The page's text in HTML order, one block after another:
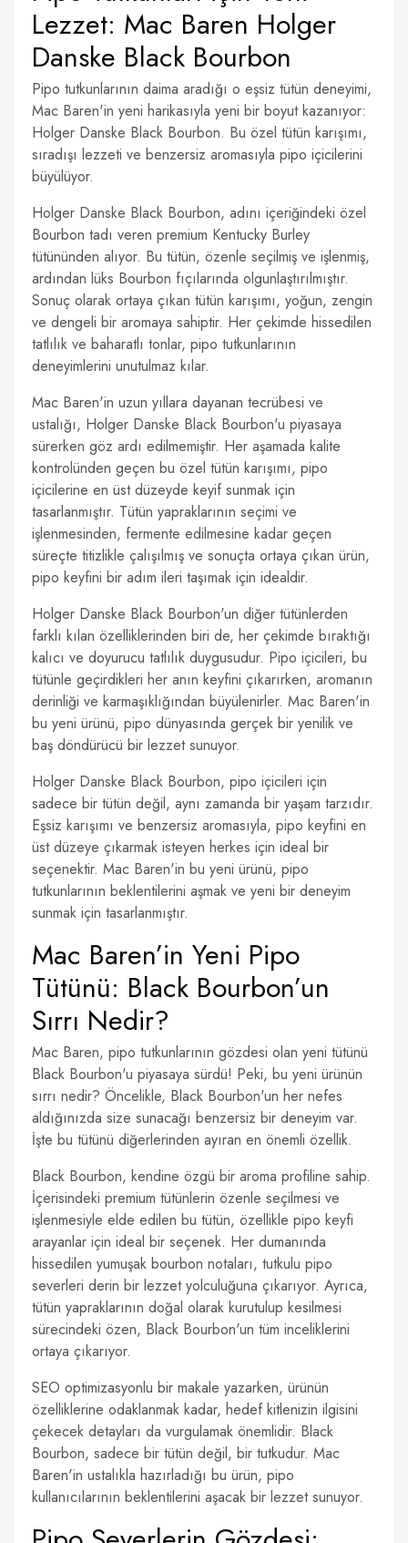
Lezzet: Mac Baren Holger
Danske Black Bourbon
Pipo tutkunlarının daima aradığı o eşsiz tütün deneyimi,
Mac Baren'in yeni harikasıyla yeni bir boyut kazanıyor:
Holger Danske Black Bourbon. Bu özel tütün karışımı,
sıradışı lezzeti ve benzersiz aromasıyla pipo içicilerini
büyülüyor.
Holger Danske Black Bourbon, adını içeriğindeki özel
Bourbon tadı veren premium Kentucky Burley
tütününden alıyor. Bu tütün, özenle seçilmiş ve işlenmiş,
ardından lüks Bourbon fıçılarında olgunlaştırılmıştır.
Sonuç olarak ortaya çıkan tütün karışımı, yoğun, zengin
ve dengeli bir aromaya sahiptir. Her çekimde hissedilen
tatlılık ve baharatlı tonlar, pipo tutkunlarının
deneyimlerini unutulmaz kılar.
Mac Baren'in uzun yıllara dayanan tecrübesi ve
ustalığı, Holger Danske Black Bourbon'u piyasaya
sürerken göz ardı edilmemiştir. Her aşamada kalite
kontrolünden geçen bu özel tütün karışımı, pipo
içicilerine en üst düzeyde keyif sunmak için
tasarlanmıştır. Tütün yapraklarının seçimi ve
işlenmesinden, fermente edilmesine kadar geçen
süreçte titizlikle çalışılmış ve sonuçta ortaya çıkan ürün,
pipo keyfini bir adım ileri taşımak için idealdir.
Holger Danske Black Bourbon'un diğer tütünlerden
farklı kılan özelliklerinden biri de, her çekimde bıraktığı
kalıcı ve doyurucu tatlılık duygusudur. Pipo içicileri, bu
tütünle geçirdikleri her anın keyfini çıkarırken, aromanın
derinliği ve karmaşıklığından büyülenirler. Mac Baren'in
bu yeni ürünü, pipo dünyasında gerçek bir yenilik ve
baş döndürücü bir lezzet sunuyor.
Holger Danske Black Bourbon, pipo içicileri için
sadece bir tütün değil, aynı zamanda bir yaşam tarzıdır.
Eşsiz karışımı ve benzersiz aromasıyla, pipo keyfini en
üst düzeye çıkarmak isteyen herkes için ideal bir
seçenektir. Mac Baren'in bu yeni ürünü, pipo
tutkunlarının beklentilerini aşmak ve yeni bir deneyim
sunmak için tasarlanmıştır.
Mac Baren’in Yeni Pipo
Tütünü: Black Bourbon’un
Sırrı Nedir?
Mac Baren, pipo tutkunlarının gözdesi olan yeni tütünü
Black Bourbon'u piyasaya sürdü! Peki, bu yeni ürünün
sırrı nedir? Öncelikle, Black Bourbon'un her nefes
aldığınızda size sunacağı benzersiz bir deneyim var.
İşte bu tütünü diğerlerinden ayıran en önemli özellik.
Black Bourbon, kendine özgü bir aroma profiline sahip.
İçerisindeki premium tütünlerin özenle seçilmesi ve
işlenmesiyle elde edilen bu tütün, özellikle pipo keyfi
arayanlar için ideal bir seçenek. Her dumanında
hissedilen yumuşak bourbon notaları, tutkulu pipo
severleri derin bir lezzet yolculuğuna çıkarıyor. Ayrıca,
tütün yapraklarının doğal olarak kurutulup kesilmesi
sürecindeki özen, Black Bourbon'un tüm inceliklerini
ortaya çıkarıyor.
SEO optimizasyonlu bir makale yazarken, ürünün
özelliklerine odaklanmak kadar, hedef kitlenizin ilgisini
çekecek detayları da vurgulamak önemlidir. Black
Bourbon, sadece bir tütün değil, bir tutkudur. Mac
Baren'in ustalıkla hazırladığı bu ürün, pipo
kullanıcılarının beklentilerini aşacak bir lezzet sunuyor.